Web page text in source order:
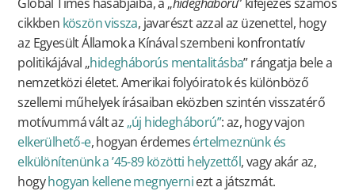
cikkben köszön vissza, javarészt azzal az üzenettel, hogy
az Egyesült Államok a Kínával szembeni konfrontatív
politikájával „hidegháborús mentalitásba” rángatja bele a
nemzetközi életet. Amerikai folyóiratok és különböző
szellemi műhelyek írásaiban eközben szintén visszatérő
motívummá vált az „új hidegháború”: az, hogy vajon
elkerülhető-e, hogyan érdemesértelmeznünk és
elkülönítenünk a ’45-89 közötti helyzettől, vagy akár az,
hogyhogyan kellene megnyerniezt a játszmát.